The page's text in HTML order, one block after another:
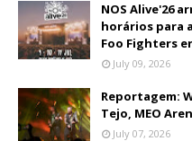
NOS Alive'26
horários para
Foo Fighters
July 09, 2026
Reportagem:
Tejo, MEO
July 07, 2026